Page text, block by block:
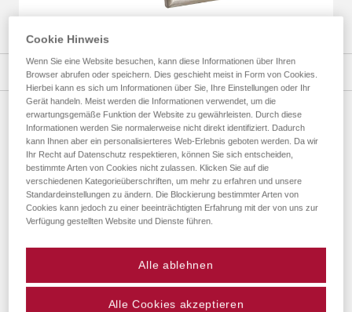
DIJON PORTRAITRAHMEN
ab 19,45 € *
Größe
Zum
Anfang
der
Bildergalerie
springen
Details
Cookie Hinweis
Wenn Sie eine Website besuchen, kann diese Informationen über Ihren
Browser abrufen oder speichern. Dies geschieht meist in Form von Cookies.
Hierbei kann es sich um Informationen über Sie, Ihre Einstellungen oder Ihr
Gerät handeln. Meist werden die Informationen verwendet, um die
erwartungsgemäße Funktion der Website zu gewährleisten. Durch diese
Informationen werden Sie normalerweise nicht direkt identifiziert. Dadurch
kann Ihnen aber ein personalisierteres Web-Erlebnis geboten werden. Da wir
Ihr Recht auf Datenschutz respektieren, können Sie sich entscheiden,
bestimmte Arten von Cookies nicht zulassen. Klicken Sie auf die
verschiedenen Kategorieüberschriften, um mehr zu erfahren und unsere
Standardeinstellungen zu ändern. Die Blockierung bestimmter Arten von
Cookies kann jedoch zu einer beeinträchtigten Erfahrung mit der von uns zur
Verfügung gestellten Website und Dienste führen.
Alle ablehnen
Alle Cookies akzeptieren